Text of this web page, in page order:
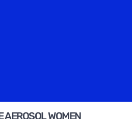
AEROSOL WOMEN